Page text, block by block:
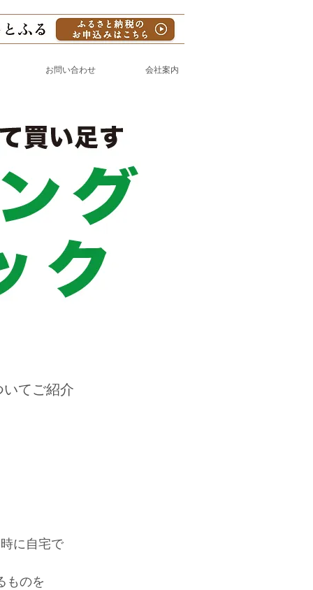
お問い合わせ 会社案内
てご紹介
に自宅で
ものを